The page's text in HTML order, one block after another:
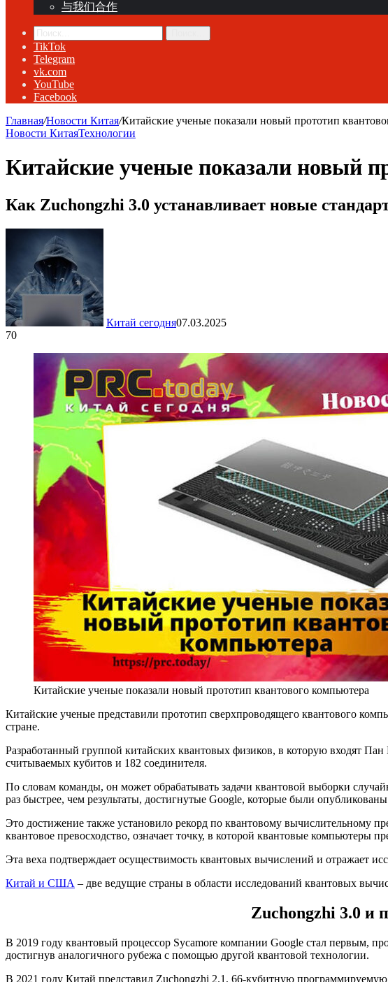
与我们合作
TikTok
Telegram
vk.com
YouTube
Facebook
Главная/Новости Китая/Китайские ученые показали новый прототип
Новости КитаяТехнологии
Китайские ученые показали новый
Как Zuchongzhi 3.0 устанавливает новые
Китай сегодня07.03.2025
70
Китайские ученые показали новый прототип квантового компьютера
Китайские ученые представили прототип сверхпроводящего квантового
стране.
Разработанный группой китайских квантовых физиков, в которую входят
считываемых кубитов и 182 соединителя.
По словам команды, он может обрабатывать задачи квантовой выборки
раз быстрее, чем результаты, достигнутые Google, которые были
Это достижение также установило рекорд по квантовому вычислительному
квантовое превосходство, означает точку, в которой квантовые компьютеры
Эта веха подтверждает осуществимость квантовых вычислений и отражает
Китай и США – две ведущие страны в области исследований квантовых
Zuchongzhi 3.0 и
В 2019 году квантовый процессор Sycamore компании Google стал первым,
достигнув аналогичного рубежа с помощью другой квантовой технологии.
В 2021 году Китай представил Zuchongzhi 2.1, 66-кубитную